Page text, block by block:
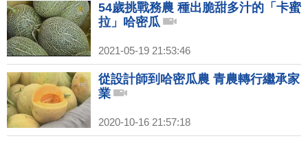
54歲挑戰務農 種出脆甜多汁的「卡蜜
拉」哈密瓜
2021-05-19 21:53:46
從設計師到哈密瓜農 青農轉行繼承家
業
2020-10-16 21:57:18